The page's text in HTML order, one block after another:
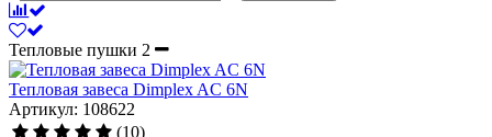
Тепловые пушки 2
Тепловая завеса Dimplex AC 6N
Артикул: 108622
(10)